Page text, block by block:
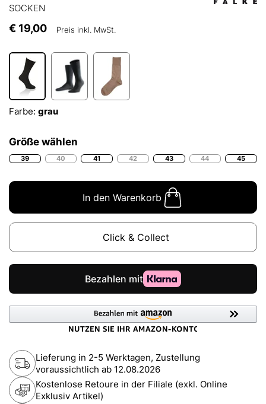
SOCKEN
€ 19,00 Preis inkl. MwSt.
Farbe: grau
Größe wählen
39 40 41 42 43 44 45
In den Warenkorb
Click & Collect
Lieferung in 2-5 Werktagen, Zustellung
voraussichtlich ab 12.08.2026
Kostenlose Retoure in der Filiale (exkl. Online
Exklusiv Artikel)